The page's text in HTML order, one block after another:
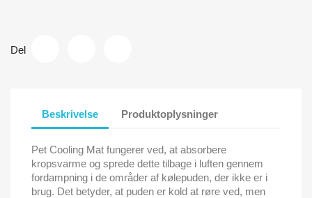
Del
Beskrivelse Produktoplysninger
Pet Cooling Mat fungerer ved, at absorbere
kropsvarme og sprede dette tilbage i luften gennem
fordampning i de områder af kølepuden, der ikke er i
brug. Det betyder, at puden er kold at røre ved, men